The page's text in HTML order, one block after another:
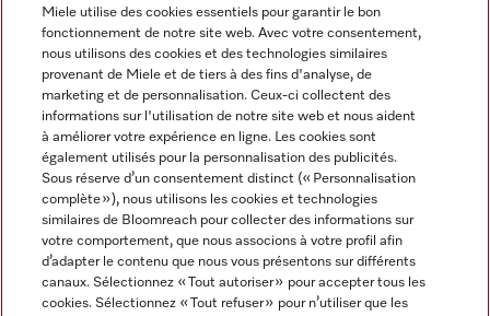
FRANÇAIS
Informations légales
Miele sur Facebook
Miele sur Youtube
Miele sur Instagram
Miele sur Pinterest
Miele utilise des cookies essentiels pour garantir le bon
fonctionnement de notre site web. Avec votre consentement,
nous utilisons des cookies et des technologies similaires
provenant de Miele et de tiers à des fins d'analyse, de
marketing et de personnalisation. Ceux-ci collectent des
informations sur l'utilisation de notre site web et nous aident
à améliorer votre expérience en ligne. Les cookies sont
également utilisés pour la personnalisation des publicités.
Sous réserve d’un consentement distinct (« Personnalisation
complète »), nous utilisons les cookies et technologies
similaires de Bloomreach pour collecter des informations sur
votre comportement, que nous associons à votre profil afin
d’adapter le contenu que nous vous présentons sur différents
canaux. Sélectionnez « Tout autoriser » pour accepter tous les
cookies. Sélectionnez « Tout refuser » pour n’utiliser que les